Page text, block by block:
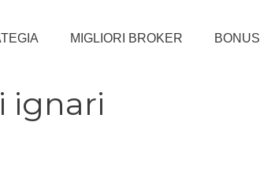
MIGLIORI BROKER BONUS
ignari